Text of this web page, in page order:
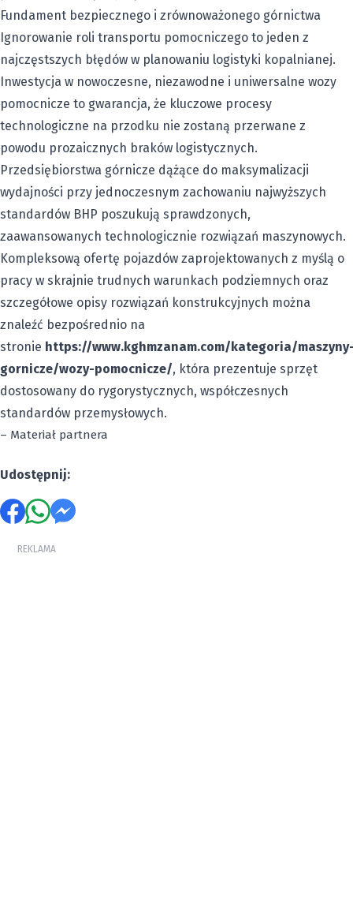
Fundament bezpiecznego i zrównoważonego górnictwa
Ignorowanie roli transportu pomocniczego to jeden z
najczęstszych błędów w planowaniu logistyki kopalnianej.
Inwestycja w nowoczesne, niezawodne i uniwersalne wozy
pomocnicze to gwarancja, że kluczowe procesy
technologiczne na przodku nie zostaną przerwane z
powodu prozaicznych braków logistycznych.
Przedsiębiorstwa górnicze dążące do maksymalizacji
wydajności przy jednoczesnym zachowaniu najwyższych
standardów BHP poszukują sprawdzonych,
zaawansowanych technologicznie rozwiązań maszynowych.
Kompleksową ofertę pojazdów zaprojektowanych z myślą o
pracy w skrajnie trudnych warunkach podziemnych oraz
szczegółowe opisy rozwiązań konstrukcyjnych można
znaleźć bezpośrednio na
stronie https://www.kghmzanam.com/kategoria/
gornicze/wozy-pomocnicze/, która prezentuje sprzęt
dostosowany do rygorystycznych, współczesnych
standardów przemysłowych.
– Materiał partnera
Udostępnij:
REKLAMA